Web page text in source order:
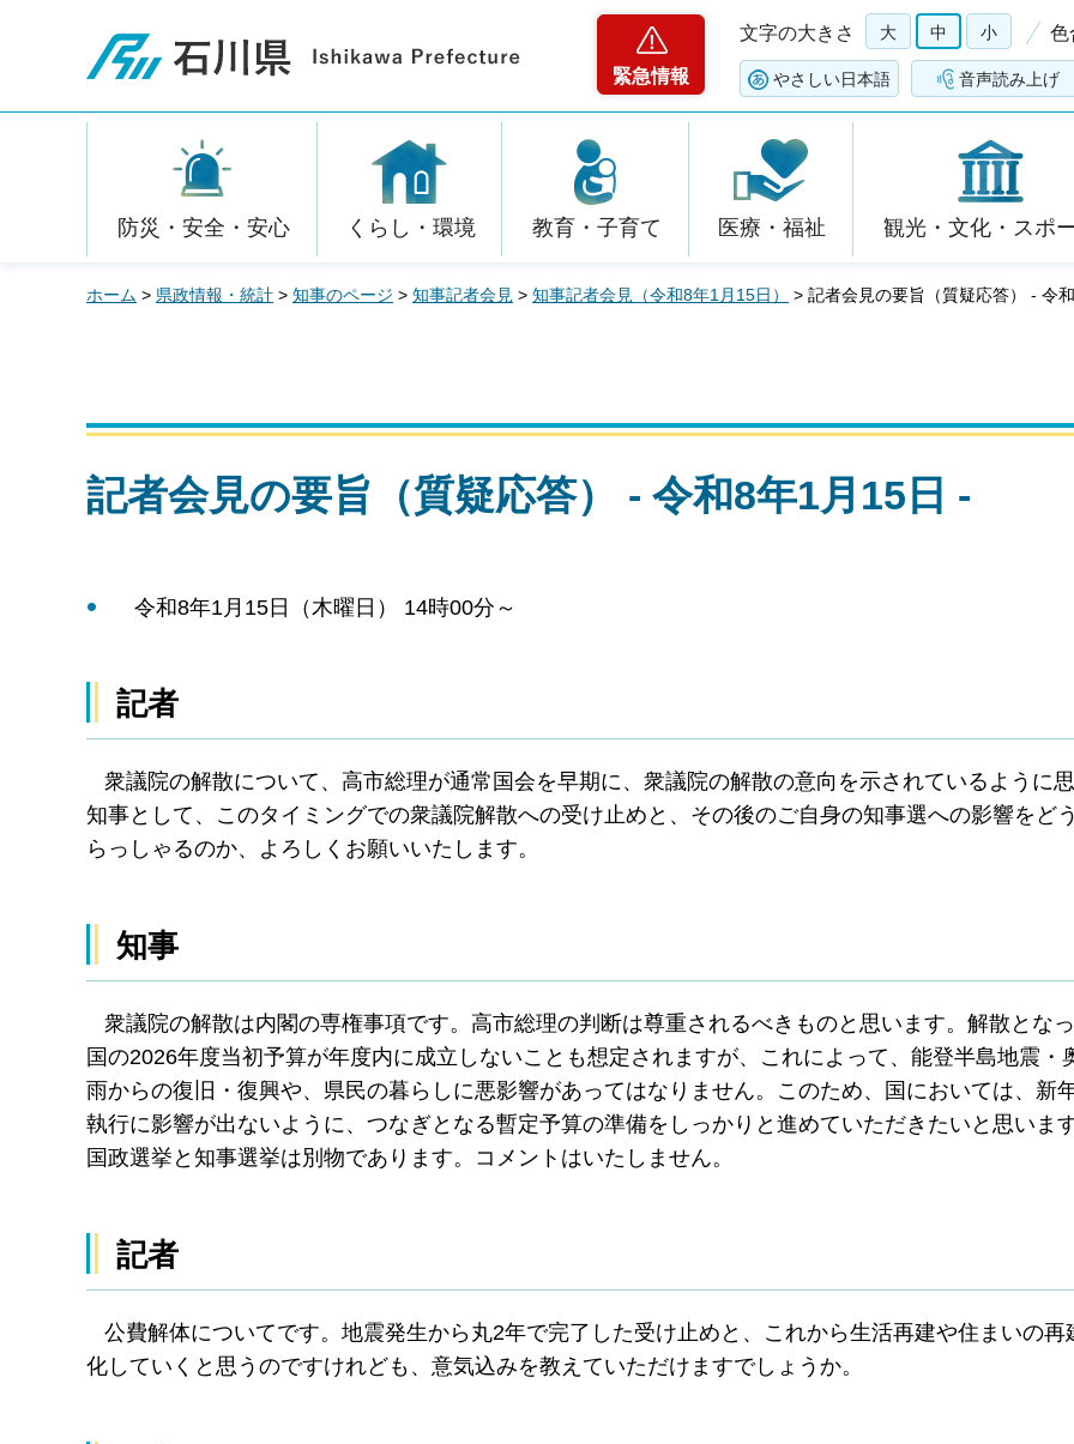
石川県
緊急情報
文字の大きさ 大 中 小 色
やさしい日本語 音声読み上げ
防災・安全・安心 くらし・環境 教育・子育て 医療・福祉 観光・文化・スポ
ホーム > 県政情報・統計 > 知事のページ > 知事記者会見 > 知事記者会見（令和8年1月15日） > 記者会見の要旨（質疑応答） - 令
記者会見の要旨（質疑応答） - 令和8年1月15日 -
令和8年1月15日（木曜日） 14時00分～
記者
衆議院の解散について、高市総理が通常国会を早期に、衆議院の解散の意向を示されているように
知事として、このタイミングでの衆議院解散への受け止めと、その後のご自身の知事選への影響をど
らっしゃるのか、よろしくお願いいたします。
知事
衆議院の解散は内閣の専権事項です。高市総理の判断は尊重されるべきものと思います。解散とな
国の2026年度当初予算が年度内に成立しないことも想定されますが、これによって、能登半島地震・
雨からの復旧・復興や、県民の暮らしに悪影響があってはなりません。このため、国においては、新
執行に影響が出ないように、つなぎとなる暫定予算の準備をしっかりと進めていただきたいと思いま
国政選挙と知事選挙は別物であります。コメントはいたしません。
記者
公費解体についてです。地震発生から丸2年で完了した受け止めと、これから生活再建や住まいの再
化していくと思うのですけれども、意気込みを教えていただけますでしょうか。